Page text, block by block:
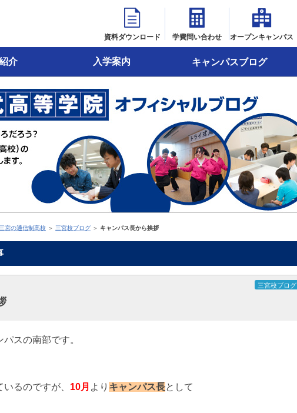
資料ダウンロード 学費問い合わせ オープンキャンパス
介 入学案内 キャンパスブログ
三宮の通信制高校 ＞ 三宮校ブログ ＞ キャンパス長から挨拶
三宮校ブログ
スの南部です。
るのですが、 10月 より キャンパス長として